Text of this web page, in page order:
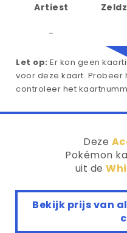
Artiest
-
Let op: Er kon geen
voor deze kaart. Probeer
controleer het
Deze
Pokémon
uit de
Bekijk prijs van